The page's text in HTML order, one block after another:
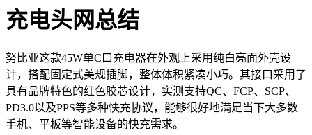
充电头网总结
努比亚这款45W单C口充电器在外观上采用纯白亮面外壳设
计，搭配固定式美规插脚，整体体积紧凑小巧。其接口采用了
具有品牌特色的红色胶芯设计，实测支持QC、FCP、SCP、
PD3.0以及PPS等多种快充协议，能够很好地满足当下大多数
手机、平板等智能设备的快充需求。